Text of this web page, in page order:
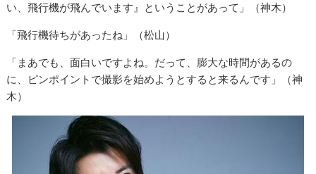
い、飛行機が飛んでいます』ということがあって」（神木）
「飛行機待ちがあったね」（松山）
「まあでも、面白いですよね。だって、膨大な時間があるの
に、ピンポイントで撮影を始めようとすると来るんです」（神
木）